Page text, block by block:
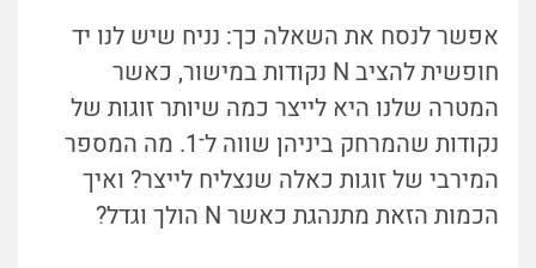
אפשר לנסח את השאלה כך: נניח שיש לנו יד
חופשית להציב N נקודות במישור, כאשר
המטרה שלנו היא לייצר כמה שיותר זוגות של
נקודות שהמרחק ביניהן שווה ל־1. מה המספר
המירבי של זוגות כאלה שנצליח לייצר? ואיך
הכמות הזאת מתנהגת כאשר N הולך וגדל?